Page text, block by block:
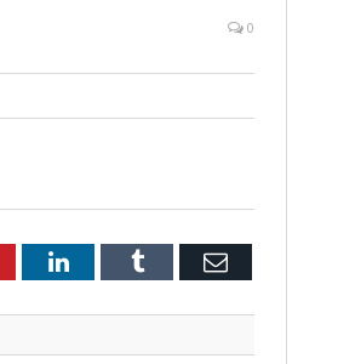
0
LinkedInTumblr Email